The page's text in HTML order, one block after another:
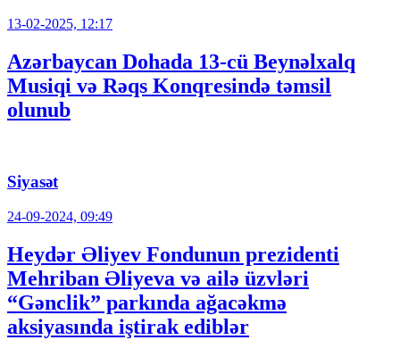
13-02-2025, 12:17
Azərbaycan Dohada 13-cü Beynəlxalq
Musiqi və Rəqs Konqresində təmsil
olunub
Siyasət
24-09-2024, 09:49
Heydər Əliyev Fondunun prezidenti
Mehriban Əliyeva və ailə üzvləri
“Gənclik” parkında ağacəkmə
aksiyasında iştirak ediblər